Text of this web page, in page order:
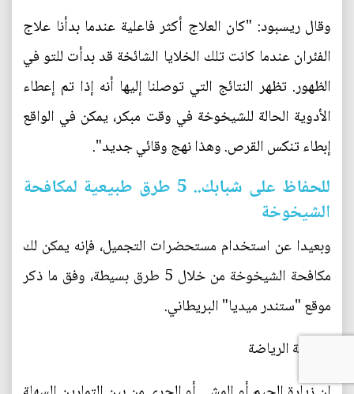
وقال ريسبود: "كان العلاج أكثر فاعلية عندما بدأنا علاج
الفئران عندما كانت تلك الخلايا الشائخة قد بدأت للتو في
الظهور. تظهر النتائج التي توصلنا إليها أنه إذا تم إعطاء
الأدوية الحالة للشيخوخة في وقت مبكر، يمكن في الواقع
إبطاء تنكس القرص. وهذا نهج وقائي جديد".
للحفاظ على شبابك.. 5 طرق طبيعية لمكافحة
الشيخوخة
وبعيدا عن استخدام مستحضرات التجميل، فإنه يمكن لك
مكافحة الشيخوخة من خلال 5 طرق بسيطة، وفق ما ذكر
موقع "ستندر ميديا" البريطاني.
ممارسة الرياضة